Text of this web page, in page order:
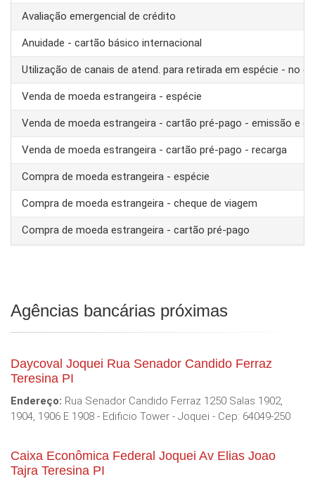
Avaliação emergencial de crédito
Anuidade - cartão básico internacional
Utilização de canais de atend. para retirada em espécie - no
Venda de moeda estrangeira - espécie
Venda de moeda estrangeira - cartão pré-pago - emissão e
Venda de moeda estrangeira - cartão pré-pago - recarga
Compra de moeda estrangeira - espécie
Compra de moeda estrangeira - cheque de viagem
Compra de moeda estrangeira - cartão pré-pago
Agências bancárias próximas
Daycoval Joquei Rua Senador Candido Ferraz
Teresina PI
Endereço: Rua Senador Candido Ferraz 1250 Salas 1902,
1904, 1906 E 1908 - Edificio Tower - Joquei - Cep: 64049-250
Caixa Econômica Federal Joquei Av Elias Joao
Tajra Teresina PI